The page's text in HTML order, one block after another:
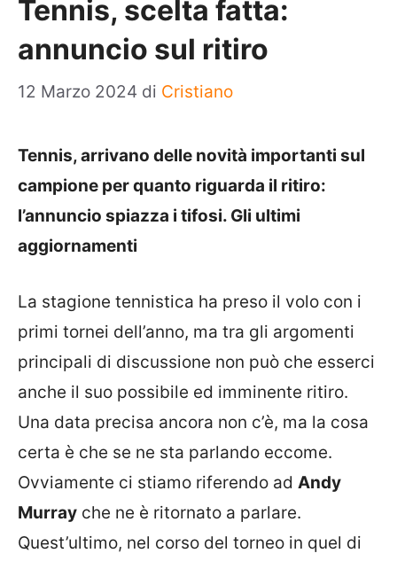
Tennis, scelta fatta:
annuncio sul ritiro
12 Marzo 2024 di Cristiano
Tennis, arrivano delle novità importanti sul
campione per quanto riguarda il ritiro:
l’annuncio spiazza i tifosi. Gli ultimi
aggiornamenti
La stagione tennistica ha preso il volo con i
primi tornei dell’anno, ma tra gli argomenti
principali di discussione non può che esserci
anche il suo possibile ed imminente ritiro.
Una data precisa ancora non c’è, ma la cosa
certa è che se ne sta parlando eccome.
Ovviamente ci stiamo riferendo ad Andy
Murray che ne è ritornato a parlare.
Quest’ultimo, nel corso del torneo in quel di